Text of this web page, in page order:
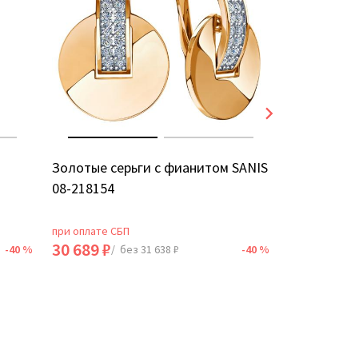
-40 %
Золотые серьги с фианитом SANIS
08-218154
при оплате СБП
30 689 ₽/ без 31 638 ₽ -40 %